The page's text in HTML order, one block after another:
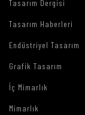
Tasarım Dergisi
Tasarım Haberleri
Endüstriyel Tasarım
Grafik Tasarım
İç Mimarlık
Mimarlık